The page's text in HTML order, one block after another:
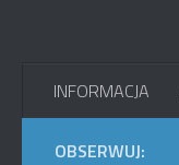
INFORMACJA
OBSERWUJ: